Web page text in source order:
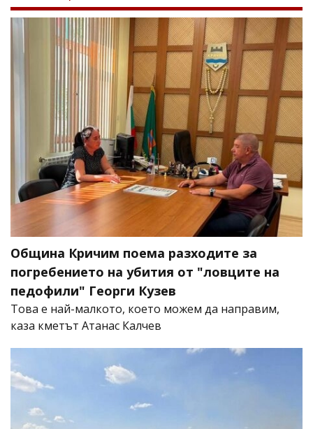
Община Кричим поема разходите за
погребението на убития от "ловците на
педофили" Георги Кузев
Това е най-малкото, което можем да направим,
каза кметът Атанас Калчев